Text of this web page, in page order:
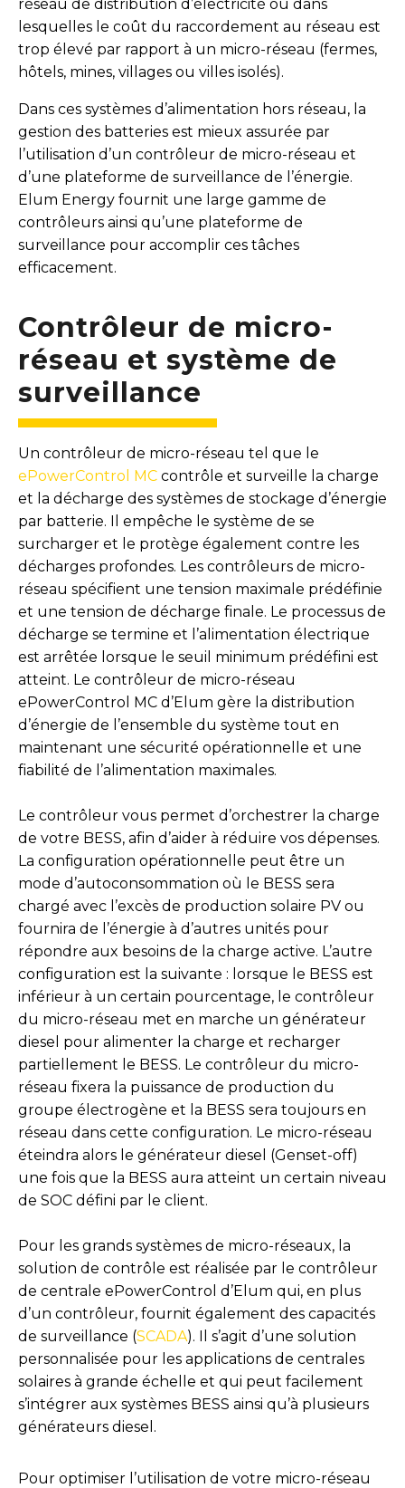
réseau de distribution d’électricité ou dans
lesquelles le coût du raccordement au réseau est
trop élevé par rapport à un micro-réseau (fermes,
hôtels, mines, villages ou villes isolés).
Dans ces systèmes d’alimentation hors réseau, la
gestion des batteries est mieux assurée par
l’utilisation d’un contrôleur de micro-réseau et
d’une plateforme de surveillance de l’énergie.
Elum Energy fournit une large gamme de
contrôleurs ainsi qu’une plateforme de
surveillance pour accomplir ces tâches
efficacement.
Contrôleur de micro-
réseau et système de
surveillance
Un contrôleur de micro-réseau tel que le
ePowerControl MC contrôle et surveille la charge
et la décharge des systèmes de stockage d’énergie
par batterie. Il empêche le système de se
surcharger et le protège également contre les
décharges profondes. Les contrôleurs de micro-
réseau spécifient une tension maximale prédéfinie
et une tension de décharge finale. Le processus de
décharge se termine et l’alimentation électrique
est arrêtée lorsque le seuil minimum prédéfini est
atteint. Le contrôleur de micro-réseau
ePowerControl MC d’Elum gère la distribution
d’énergie de l’ensemble du système tout en
maintenant une sécurité opérationnelle et une
fiabilité de l’alimentation maximales.
Le contrôleur vous permet d’orchestrer la charge
de votre BESS, afin d’aider à réduire vos dépenses.
La configuration opérationnelle peut être un
mode d’autoconsommation où le BESS sera
chargé avec l’excès de production solaire PV ou
fournira de l’énergie à d’autres unités pour
répondre aux besoins de la charge active. L’autre
configuration est la suivante : lorsque le BESS est
inférieur à un certain pourcentage, le contrôleur
du micro-réseau met en marche un générateur
diesel pour alimenter la charge et recharger
partiellement le BESS. Le contrôleur du micro-
réseau fixera la puissance de production du
groupe électrogène et la BESS sera toujours en
réseau dans cette configuration. Le micro-réseau
éteindra alors le générateur diesel (Genset-off)
une fois que la BESS aura atteint un certain niveau
de SOC défini par le client.
Pour les grands systèmes de micro-réseaux, la
solution de contrôle est réalisée par le contrôleur
de centrale ePowerControl d’Elum qui, en plus
d’un contrôleur, fournit également des capacités
de surveillance (SCADA). Il s’agit d’une solution
personnalisée pour les applications de centrales
solaires à grande échelle et qui peut facilement
s’intégrer aux systèmes BESS ainsi qu’à plusieurs
générateurs diesel.
Pour optimiser l’utilisation de votre micro-réseau